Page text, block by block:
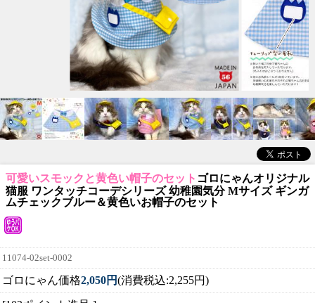
可愛いスモックと黄色い帽子のセット ゴロにゃんオリジナル
猫服 ワンタッチコーデシリーズ 幼稚園気分 Mサイズ ギンガ
ムチェックブルー＆黄色いお帽子のセット
11074-02set-0002
ゴロにゃん価格2,050円(消費税込:2,255円)